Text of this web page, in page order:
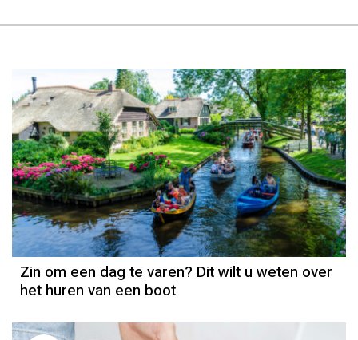
Zin om een dag te varen? Dit wilt u weten over
het huren van een boot